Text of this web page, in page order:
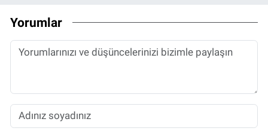
Yorumlar